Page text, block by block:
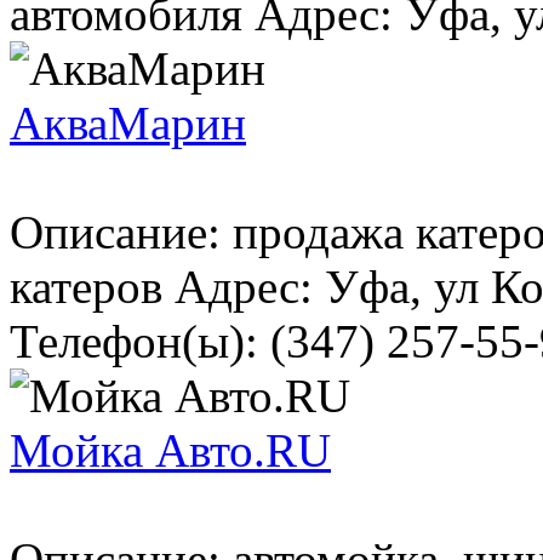
автомобиля Адрес: Уфа,
АкваМарин
Описание: продажа
катеров Адрес: Уфа, ул
Телефон(ы): (347) 257-
Мойка Авто.RU